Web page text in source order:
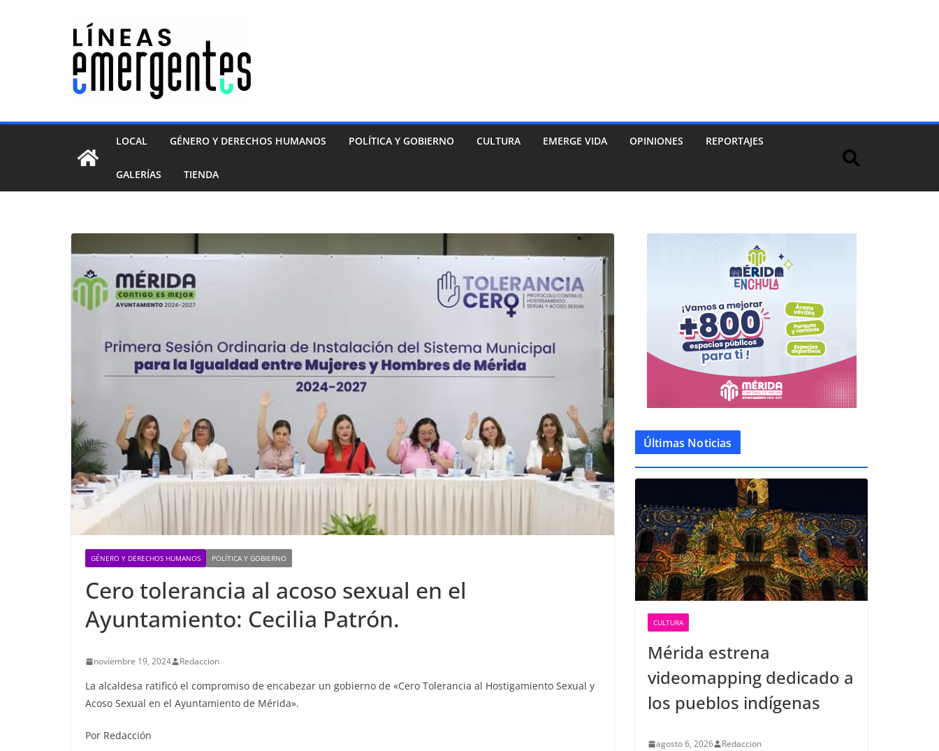
LOCAL GÉNERO Y DERECHOS HUMANOS POLÍTICA Y GOBIERNO CULTURA EMERGE VIDA OPINIONES REPORTAJES
GALERÍAS TIENDA
GÉNERO Y DERECHOS HUMANOS POLÍTICA Y GOBIERNO
Cero tolerancia al acoso sexual en el
Ayuntamiento: Cecilia Patrón.
noviembre 19, 2024 Redaccion
La alcaldesa ratificó el compromiso de encabezar un gobierno de «Cero Tolerancia al Hostigamiento Sexual y
Acoso Sexual en el Ayuntamiento de Mérida».
Por Redacción
Últimas Noticias
CULTURA
Mérida estrena
videomapping dedicado a
los pueblos indígenas
agosto 6, 2026 Redaccion